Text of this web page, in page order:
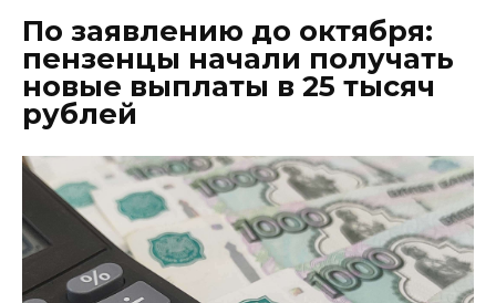
По заявлению до октября:
пензенцы начали получать
новые выплаты в 25 тысяч
рублей